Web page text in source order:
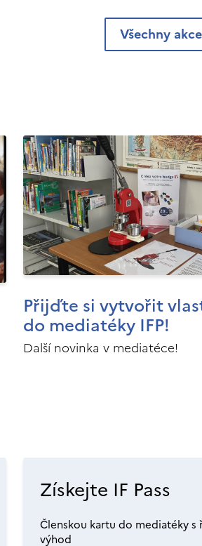
Všechny akce
Přijďte si vytvořit
do mediatéky IFP!
Další novinka v mediatéce!
Získejte IF Pass
Členskou kartu do mediatéky s
výhod